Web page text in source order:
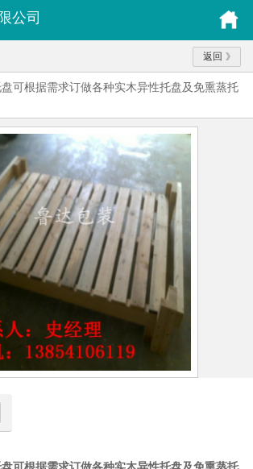
公司
返回
可根据需求订做各种实木异性托盘及免熏蒸托